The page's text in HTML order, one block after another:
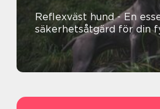
Reflexväst hund - En
säkerhetsåtgärd för din